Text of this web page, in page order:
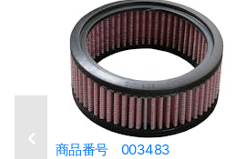
商品番号 003483